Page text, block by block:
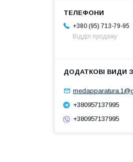
+380 (95) 713-79-95
Відділ продажу
+380957137995
+380957137995